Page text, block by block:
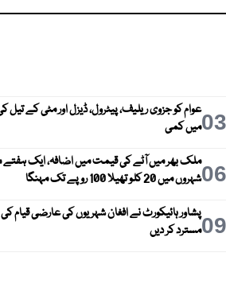
03عوام کو جزوی ریلیف، پیٹرول، ڈیزل اور مٹی کے تیل
میں کمی
06ملک بھر میں آٹے کی قیمت میں اضافہ، ایک ہفتے
شہروں میں 20 کلو تھیلا 100 روپے تک مہنگا
09پشاور ہائیکورٹ نے افغان شہریوں کی عارضی قیام
مسترد کر دیں